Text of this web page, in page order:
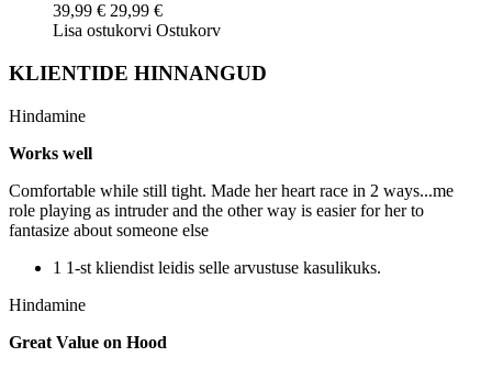
39,99 € 29,99 €
Lisa ostukorvi Ostukorv
KLIENTIDE HINNANGUD
Hindamine
Works well
Comfortable while still tight. Made her heart race in 2 ways...me
role playing as intruder and the other way is easier for her to
fantasize about someone else
1 1-st kliendist leidis selle arvustuse kasulikuks.
Hindamine
Great Value on Hood